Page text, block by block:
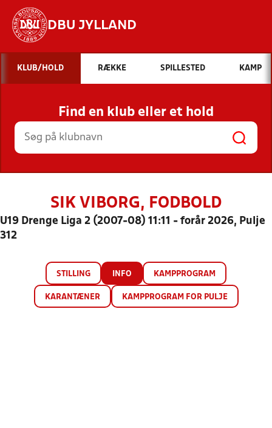
DBU JYLLAND
Hvad vil du søge efter?
INDHOLD OG NYHEDER
STILLINGER, RESULTATER, KLUBBER OG
HOLD
KLUB/HOLD RÆKKE SPILLESTED KAMP
Find en klub eller et hold
SIK VIBORG, FODBOLD
U19 Drenge Liga 2 (2007-08) 11:11 - forår 2026, Pulje
312
STILLING INFO KAMPPROGRAM
KARANTÆNER KAMPPROGRAM FOR PULJE